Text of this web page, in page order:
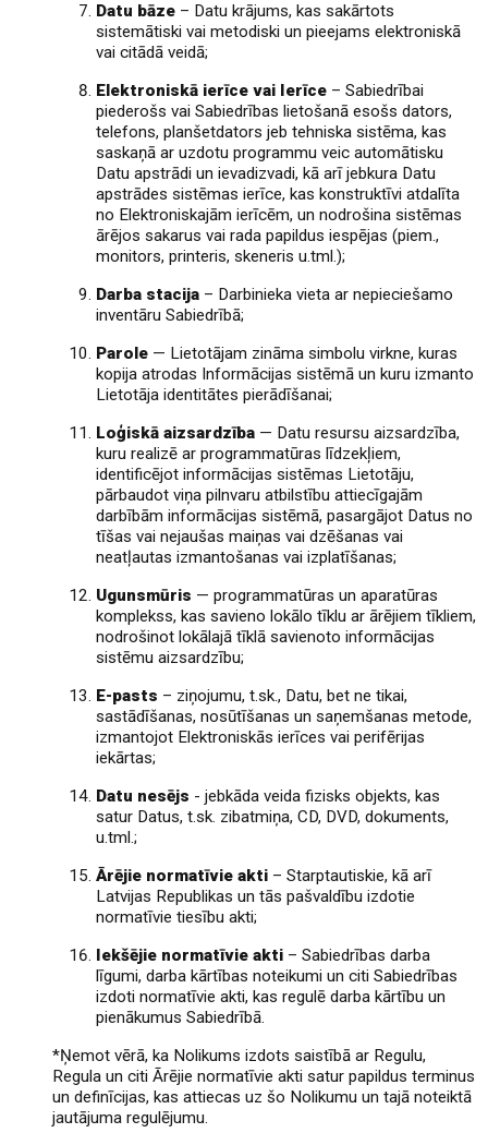
Datu bāze – Datu krājums, kas sakārtots
sistemātiski vai metodiski un pieejams elektroniskā
vai citādā veidā;
Elektroniskā ierīce vai Ierīce – Sabiedrībai
piederošs vai Sabiedrības lietošanā esošs dators,
telefons, planšetdators jeb tehniska sistēma, kas
saskaņā ar uzdotu programmu veic automātisku
Datu apstrādi un ievadizvadi, kā arī jebkura Datu
apstrādes sistēmas ierīce, kas konstruktīvi atdalīta
no Elektroniskajām ierīcēm, un nodrošina sistēmas
ārējos sakarus vai rada papildus iespējas (piem.,
monitors, printeris, skeneris u.tml.);
Darba stacija – Darbinieka vieta ar nepieciešamo
inventāru Sabiedrībā;
Parole — Lietotājam zināma simbolu virkne, kuras
kopija atrodas Informācijas sistēmā un kuru izmanto
Lietotāja identitātes pierādīšanai;
Loģiskā aizsardzība — Datu resursu aizsardzība,
kuru realizē ar programmatūras līdzekļiem,
identificējot informācijas sistēmas Lietotāju,
pārbaudot viņa pilnvaru atbilstību attiecīgajām
darbībām informācijas sistēmā, pasargājot Datus no
tīšas vai nejaušas maiņas vai dzēšanas vai
neatļautas izmantošanas vai izplatīšanas;
Ugunsmūris — programmatūras un aparatūras
komplekss, kas savieno lokālo tīklu ar ārējiem tīkliem,
nodrošinot lokālajā tīklā savienoto informācijas
sistēmu aizsardzību;
E-pasts – ziņojumu, t.sk., Datu, bet ne tikai,
sastādīšanas, nosūtīšanas un saņemšanas metode,
izmantojot Elektroniskās ierīces vai perifērijas
iekārtas;
Datu nesējs - jebkāda veida fizisks objekts, kas
satur Datus, t.sk. zibatmiņa, CD, DVD, dokuments,
u.tml.;
Ārējie normatīvie akti – Starptautiskie, kā arī
Latvijas Republikas un tās pašvaldību izdotie
normatīvie tiesību akti;
Iekšējie normatīvie akti – Sabiedrības darba
līgumi, darba kārtības noteikumi un citi Sabiedrības
izdoti normatīvie akti, kas regulē darba kārtību un
pienākumus Sabiedrībā.
*Ņemot vērā, ka Nolikums izdots saistībā ar Regulu,
Regula un citi Ārējie normatīvie akti satur papildus terminus
un definīcijas, kas attiecas uz šo Nolikumu un tajā noteiktā
jautājuma regulējumu.